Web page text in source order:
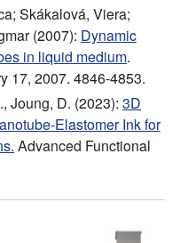
Skákalová, Viera;
(2007): Dynamic
in liquid medium.
17, 2007. 4846-4853.
Joung, D. (2023): 3D
Elastomer Ink for
Advanced Functional